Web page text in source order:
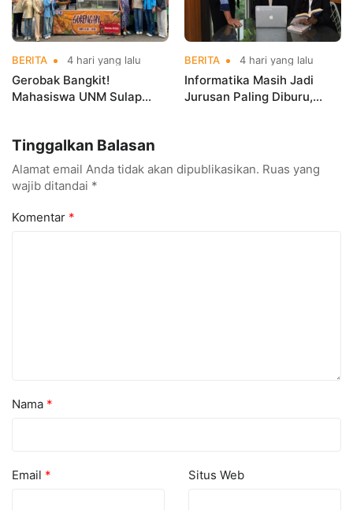
BERITA 4 hari yang lalu
Gerobak Bangkit!
Mahasiswa UNM Sulap
BERITA 4 hari yang lalu
Informatika Masih Jadi
Jurusan Paling Diburu,
Tinggalkan Balasan
Alamat email Anda tidak akan dipublikasikan. Ruas yang
wajib ditandai *
Komentar *
Nama *
Email * Situs Web